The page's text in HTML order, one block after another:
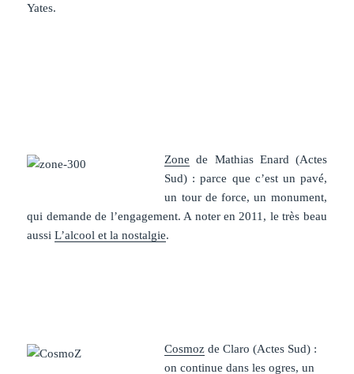
Yates.
Zone de Mathias Enard (Actes
Sud) : parce que c’est un pavé,
un tour de force, un monument,
qui demande de l’engagement. A noter en 2011, le très beau
aussiL’alcool et la nostalgie.
Cosmoz de Claro (Actes Sud) :
on continue dans les ogres, un